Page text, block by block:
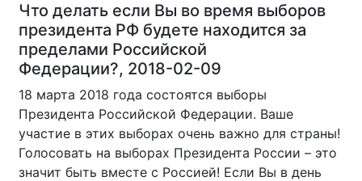
Что делать если Вы во время выборов
президента РФ будете находится за
пределами Российской
Федерации?, 2018-02-09
18 марта 2018 года состоятся выборы
Президента Российской Федерации. Ваше
участие в этих выборах очень важно для страны!
Голосовать на выборах Президента России – это
значит быть вместе с Россией! Если Вы в день